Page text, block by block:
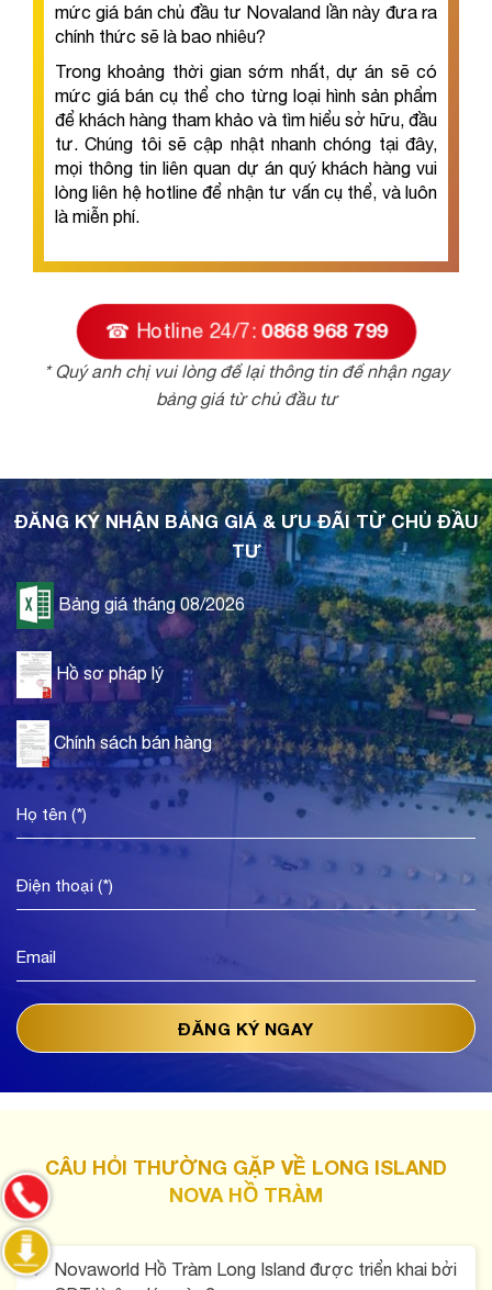
mức giá bán chủ đầu tư Novaland lần này đưa ra
chính thức sẽ là bao nhiêu?
Trong khoảng thời gian sớm nhất, dự án sẽ có
mức giá bán cụ thể cho từng loại hình sản phẩm
để khách hàng tham khảo và tìm hiểu sở hữu, đầu
tư. Chúng tôi sẽ cập nhật nhanh chóng tại đây,
mọi thông tin liên quan dự án quý khách hàng vui
lòng liên hệ hotline để nhận tư vấn cụ thể, và luôn
là miễn phí.
☎ Hotline 24/7: 0868 968 799
* Quý anh chị vui lòng để lại thông tin để nhận ngay
bảng giá từ chủ đầu tư
ĐĂNG KÝ NHẬN BẢNG GIÁ & ƯU ĐÃI TỪ CHỦ ĐẦU
TƯ
Bảng giá tháng 08/2026
Hồ sơ pháp lý
Chính sách bán hàng
CÂU HỎI THƯỜNG GẶP VỀ LONG ISLAND
NOVA HỒ TRÀM
Novaworld Hồ Tràm Long Island được triển khai bởi